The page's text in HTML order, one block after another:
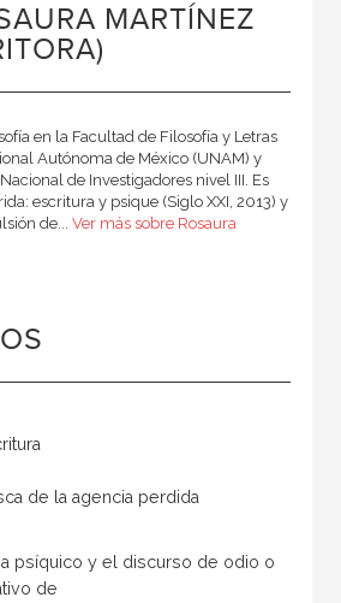
MARTÍNEZ
en la Facultad de Filosofía y Letras
Autónoma de México (UNAM) y
de Investigadores nivel III. Es
escritura y psique (Siglo XXI, 2013) y
de... Ver más sobre Rosaura
de la agencia perdida
psíquico y el discurso de odio o
de